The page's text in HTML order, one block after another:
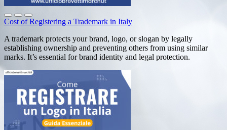
Cost of Registering a Trademark in Italy
A trademark protects your brand, logo, or slogan by legally
establishing ownership and preventing others from using similar
marks. It’s essential for brand identity and legal protection.